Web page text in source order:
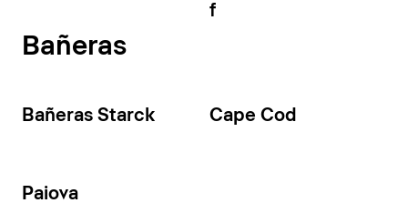
f
Bañeras
Bañeras Starck Cape Cod
Paiova